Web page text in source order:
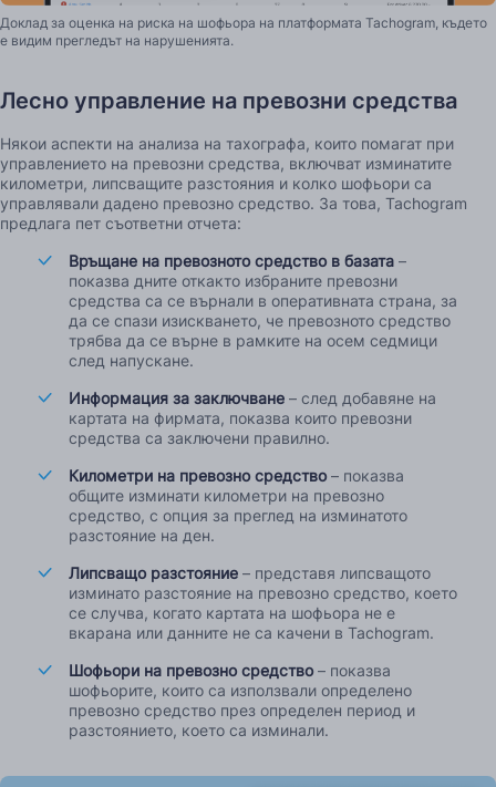
Доклад за оценка на риска на шофьора на платформата Tachogram, където
е видим прегледът на нарушенията.
Лесно управление на превозни средства
Някои аспекти на анализа на тахографа, които помагат при
управлението на превозни средства, включват изминатите
километри, липсващите разстояния и колко шофьори са
управлявали дадено превозно средство. За това, Tachogram
предлага пет съответни отчета:
Връщане на превозното средство в базата –
показва дните откакто избраните превозни
средства са се върнали в оперативната страна, за
да се спази изискването, че превозното средство
трябва да се върне в рамките на осем седмици
след напускане.
Информация за заключване – след добавяне на
картата на фирмата, показва които превозни
средства са заключени правилно.
Километри на превозно средство – показва
общите изминати километри на превозно
средство, с опция за преглед на изминатото
разстояние на ден.
Липсващо разстояние – представя липсващото
изминато разстояние на превозно средство, което
се случва, когато картата на шофьора не е
вкарана или данните не са качени в Tachogram.
Шофьори на превозно средство – показва
шофьорите, които са използвали определено
превозно средство през определен период и
разстоянието, което са изминали.